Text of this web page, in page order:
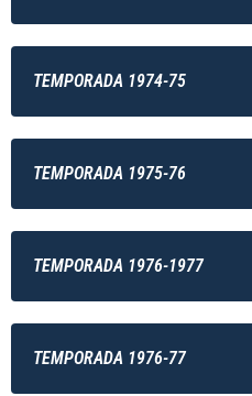
TEMPORADA 1974-75
TEMPORADA 1975-76
TEMPORADA 1976-1977
TEMPORADA 1976-77